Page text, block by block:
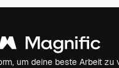
um deine beste Arbeit zu